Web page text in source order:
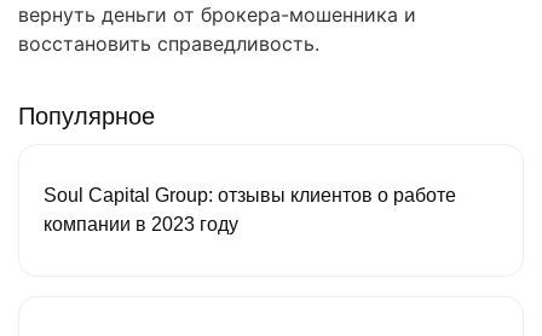
вернуть деньги от брокера-мошенника и
восстановить справедливость.
Популярное
Soul Capital Group: отзывы клиентов о работе
компании в 2023 году